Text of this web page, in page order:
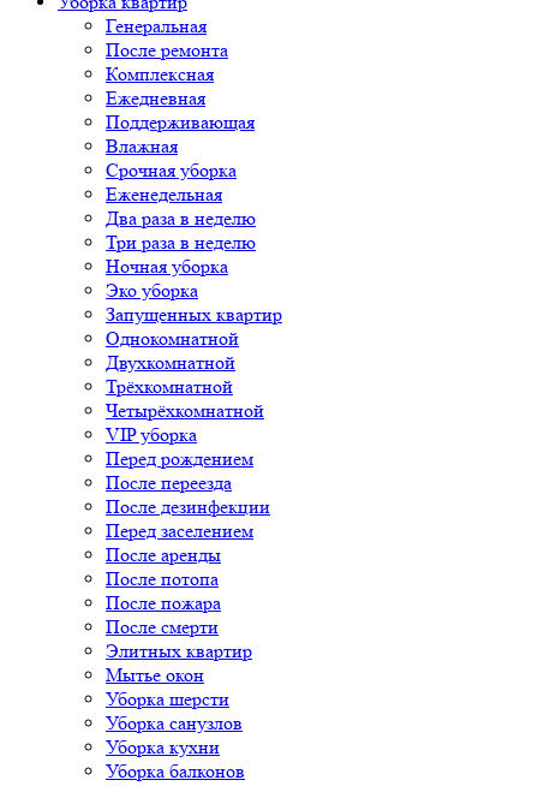
Генеральная
После ремонта
Комплексная
Ежедневная
Поддерживающая
Влажная
Срочная уборка
Еженедельная
Два раза в неделю
Три раза в неделю
Ночная уборка
Эко уборка
Запущенных квартир
Однокомнатной
Двухкомнатной
Трёхкомнатной
Четырёхкомнатной
VIP уборка
Перед рождением
После переезда
После дезинфекции
Перед заселением
После аренды
После потопа
После пожара
После смерти
Элитных квартир
Мытье окон
Уборка шерсти
Уборка санузлов
Уборка кухни
Уборка балконов